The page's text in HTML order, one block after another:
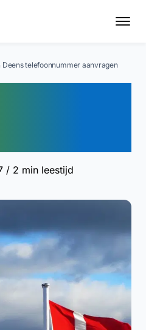
Deens telefoonnummer aanvragen
/ 2 min leestijd